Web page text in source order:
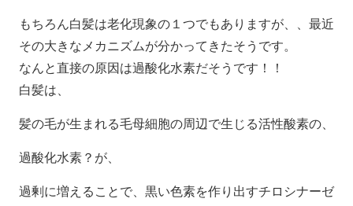
もちろん白髪は老化現象の１つでもありますが、、最近
その大きなメカニズムが分かってきたそうです。
なんと直接の原因は過酸化水素だそうです！！
白髪は、
髪の毛が生まれる毛母細胞の周辺で生じる活性酸素の、
過酸化水素？が、
過剰に増えることで、黒い色素を作り出すチロシナーゼ